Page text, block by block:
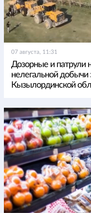
07 августа, 11:31
Дозорные и патрули
нелегальной добычи
Кызылординской